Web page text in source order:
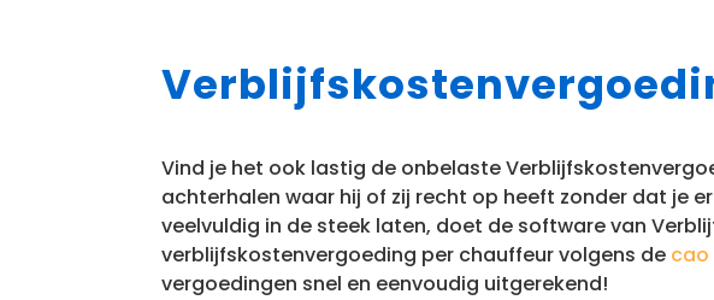
Vind je het ook lastig de onbelaste
achterhalen waar hij of zij recht op heeft zonder dat je
veelvuldig in de steek laten, doet de software van
verblijfskostenvergoeding per chauffeur volgens de cao
vergoedingen snel en eenvoudig uitgerekend!